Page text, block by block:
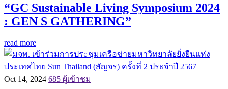
“GC Sustainable Living Symposium 2024
: GEN S GATHERING”
read more
Oct 14, 2024 685 ผู้เข้าชม